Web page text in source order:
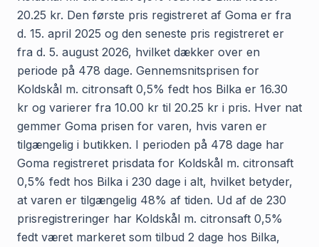
20.25 kr. Den første pris registreret af Goma er fra
d. 15. april 2025 og den seneste pris registreret er
fra d. 5. august 2026, hvilket dækker over en
periode på 478 dage. Gennemsnitsprisen for
Koldskål m. citronsaft 0,5% fedt hos Bilka er 16.30
kr og varierer fra 10.00 kr til 20.25 kr i pris. Hver nat
gemmer Goma prisen for varen, hvis varen er
tilgængelig i butikken. I perioden på 478 dage har
Goma registreret prisdata for Koldskål m. citronsaft
0,5% fedt hos Bilka i 230 dage i alt, hvilket betyder,
at varen er tilgængelig 48% af tiden. Ud af de 230
prisregistreringer har Koldskål m. citronsaft 0,5%
fedt været markeret som tilbud 2 dage hos Bilka,